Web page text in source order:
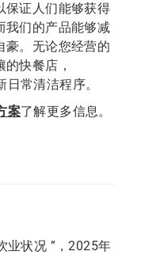
保证人们能够获得
我们的产品能够减
豪。无论您经营的
快餐店，
常清洁程序。
案了解更多信息。
业状况 ”，2025年